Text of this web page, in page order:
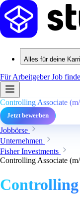
Alles für deine
Für ArbeitgeberJob
Controlling Associate
Jetzt bewerben
Jobbörse
Unternehmen
Fisher Investments
Controlling Associate
Controlling